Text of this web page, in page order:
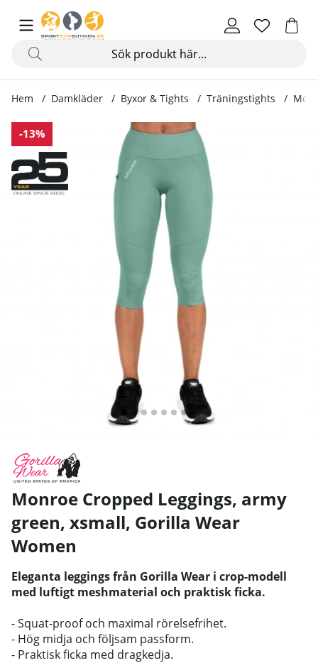
Hem Damkläder Byxor & Tights Träningstights
-13%
Produktbilder Monroe Cropped Leggings, army green
Monroe Cropped Leggings, army
green, xsmall, Gorilla Wear
Women
Eleganta leggings från Gorilla Wear i crop-modell
med luftigt meshmaterial och praktisk ficka.
- Squat-proof och maximal rörelsefrihet.
- Hög midja och följsam passform.
- Praktisk ficka med dragkedja.